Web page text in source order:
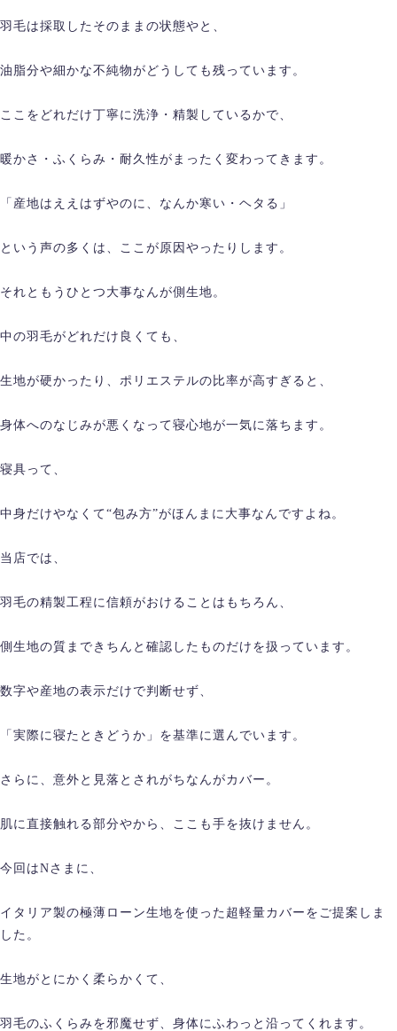
羽毛は採取したそのままの状態やと、
油脂分や細かな不純物がどうしても残っています。
ここをどれだけ丁寧に洗浄・精製しているかで、
暖かさ・ふくらみ・耐久性がまったく変わってきます。
「産地はええはずやのに、なんか寒い・ヘタる」
という声の多くは、ここが原因やったりします。
それともうひとつ大事なんが側生地。
中の羽毛がどれだけ良くても、
生地が硬かったり、ポリエステルの比率が高すぎると、
身体へのなじみが悪くなって寝心地が一気に落ちます。
寝具って、
中身だけやなくて“包み方”がほんまに大事なんですよね。
当店では、
羽毛の精製工程に信頼がおけることはもちろん、
側生地の質まできちんと確認したものだけを扱っています。
数字や産地の表示だけで判断せず、
「実際に寝たときどうか」を基準に選んでいます。
さらに、意外と見落とされがちなんがカバー。
肌に直接触れる部分やから、ここも手を抜けません。
今回はNさまに、
イタリア製の極薄ローン生地を使った超軽量カバーをご提案しま
した。
生地がとにかく柔らかくて、
羽毛のふくらみを邪魔せず、身体にふわっと沿ってくれます。